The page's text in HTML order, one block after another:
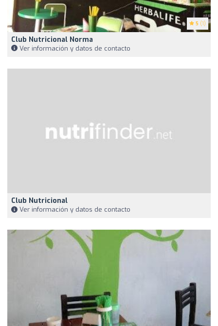
5 (1)
Club Nutricional Norma
Ver información y datos de contacto
Club Nutricional
Ver información y datos de contacto